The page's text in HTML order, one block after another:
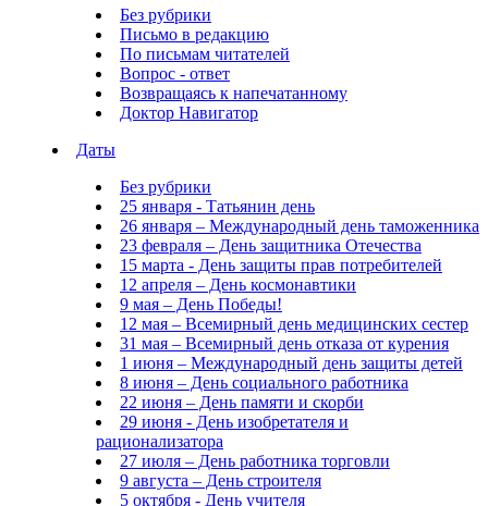
Без рубрики
Письмо в редакцию
По письмам читателей
Вопрос - ответ
Возвращаясь к напечатанному
Доктор Навигатор
Даты
Без рубрики
25 января - Татьянин день
26 января – Международный день таможенника
23 февраля – День защитника Отечества
15 марта - День защиты прав потребителей
12 апреля – День космонавтики
9 мая – День Победы!
12 мая – Всемирный день медицинских сестер
31 мая – Всемирный день отказа от курения
1 июня – Международный день защиты детей
8 июня – День социального работника
22 июня – День памяти и скорби
29 июня - День изобретателя и
рационализатора
27 июля – День работника торговли
9 августа – День строителя
5 октября - День учителя